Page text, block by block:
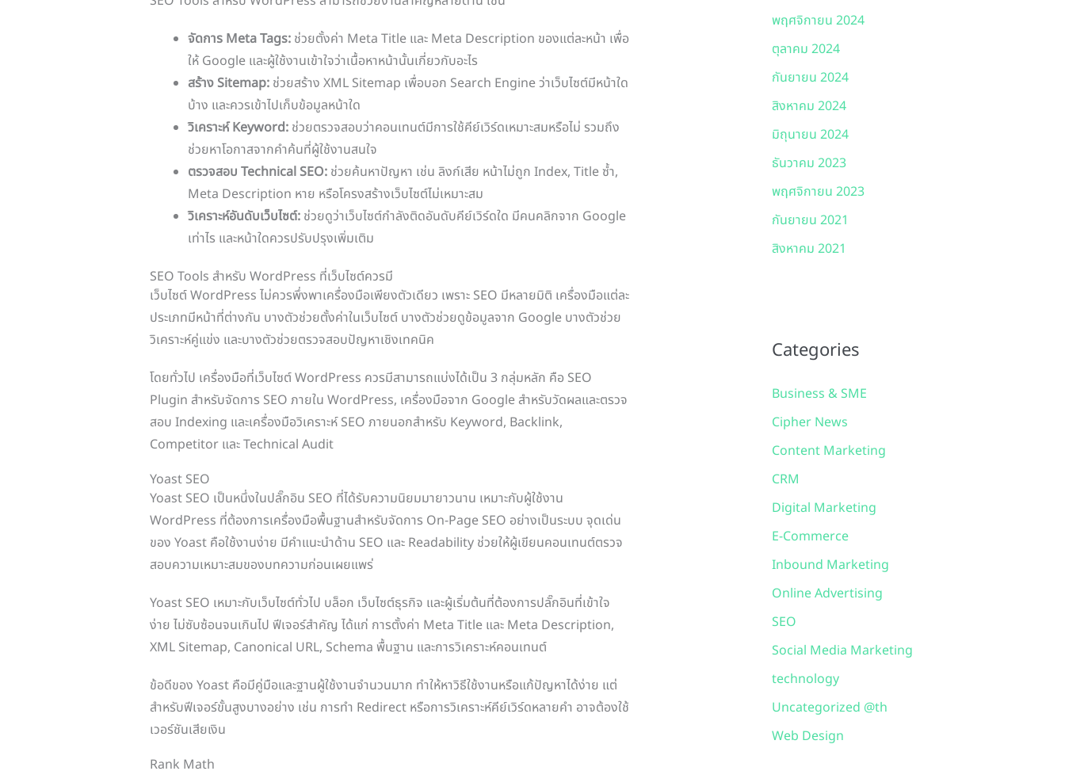
จัดการ Meta Tags: ช่วยตั้งค่า Meta Title และ Meta Description ของแต่ละหน้า เพื่อ
ให้ Google และผู้ใช้งานเข้าใจว่าเนื้อหาหน้านั้นเกี่ยวกับอะไร
สร้าง Sitemap: ช่วยสร้าง XML Sitemap เพื่อบอก Search Engine ว่าเว็บไซต์มีหน้าใด
บ้าง และควรเข้าไปเก็บข้อมูลหน้าใด
วิเคราะห์ Keyword: ช่วยตรวจสอบว่าคอนเทนต์มีการใช้คีย์เวิร์ดเหมาะสมหรือไม่ รวมถึง
ช่วยหาโอกาสจากคำค้นที่ผู้ใช้งานสนใจ
ตรวจสอบ Technical SEO: ช่วยค้นหาปัญหา เช่น ลิงก์เสีย หน้าไม่ถูก Index, Title ซ้ำ,
Meta Description หาย หรือโครงสร้างเว็บไซต์ไม่เหมาะสม
วิเคราะห์อันดับเว็บไซต์: ช่วยดูว่าเว็บไซต์กำลังติดอันดับคีย์เวิร์ดใด มีคนคลิกจาก Google
เท่าไร และหน้าใดควรปรับปรุงเพิ่มเติม
SEO Tools สำหรับ WordPress ที่เว็บไซต์ควรมี
เว็บไซต์ WordPress ไม่ควรพึ่งพาเครื่องมือเพียงตัวเดียว เพราะ SEO มีหลายมิติ เครื่องมือแต่ละ
ประเภทมีหน้าที่ต่างกัน บางตัวช่วยตั้งค่าในเว็บไซต์ บางตัวช่วยดูข้อมูลจาก Google บางตัวช่วย
วิเคราะห์คู่แข่ง และบางตัวช่วยตรวจสอบปัญหาเชิงเทคนิค
โดยทั่วไป เครื่องมือที่เว็บไซต์ WordPress ควรมีสามารถแบ่งได้เป็น 3 กลุ่มหลัก คือ SEO
Plugin สำหรับจัดการ SEO ภายใน WordPress, เครื่องมือจาก Google สำหรับวัดผลและตรวจ
สอบ Indexing และเครื่องมือวิเคราะห์ SEO ภายนอกสำหรับ Keyword, Backlink,
Competitor และ Technical Audit
Yoast SEO
Yoast SEO เป็นหนึ่งในปลั๊กอิน SEO ที่ได้รับความนิยมมายาวนาน เหมาะกับผู้ใช้งาน
WordPress ที่ต้องการเครื่องมือพื้นฐานสำหรับจัดการ On-Page SEO อย่างเป็นระบบ จุดเด่น
ของ Yoast คือใช้งานง่าย มีคำแนะนำด้าน SEO และ Readability ช่วยให้ผู้เขียนคอนเทนต์ตรวจ
สอบความเหมาะสมของบทความก่อนเผยแพร่
Yoast SEO เหมาะกับเว็บไซต์ทั่วไป บล็อก เว็บไซต์ธุรกิจ และผู้เริ่มต้นที่ต้องการปลั๊กอินที่เข้าใจ
ง่าย ไม่ซับซ้อนจนเกินไป ฟีเจอร์สำคัญ ได้แก่ การตั้งค่า Meta Title และ Meta Description,
XML Sitemap, Canonical URL, Schema พื้นฐาน และการวิเคราะห์คอนเทนต์
ข้อดีของ Yoast คือมีคู่มือและฐานผู้ใช้งานจำนวนมาก ทำให้หาวิธีใช้งานหรือแก้ปัญหาได้ง่าย แต่
สำหรับฟีเจอร์ขั้นสูงบางอย่าง เช่น การทำ Redirect หรือการวิเคราะห์คีย์เวิร์ดหลายคำ อาจต้องใช้
เวอร์ชันเสียเงิน
Rank Math
พฤศจิกายน 2024
ตุลาคม 2024
กันยายน 2024
สิงหาคม 2024
มิถุนายน 2024
ธันวาคม 2023
พฤศจิกายน 2023
กันยายน 2021
สิงหาคม 2021
Categories
Business & SME
Cipher News
Content Marketing
CRM
Digital Marketing
E-Commerce
Inbound Marketing
Online Advertising
SEO
Social Media Marketing
technology
Uncategorized @th
Web Design